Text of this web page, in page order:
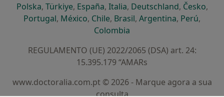
Polskaabre num novo separador
, Türkiyeabre num novo separador
, Españaabre num novo separador
, Italiaabre num novo
, Deutschlandabre num
, Česko,
Portugalabre num novo separador
, Méxicoabre num novo separador
, Chileabre num novo separador
, Brasilabre num novo
, Argentinaabre num
, Perúabre
,
Colombia
REGULAMENTO (UE) 2022/2065 (DSA) art. 24:
15.395.179 “AMARs
www.doctoralia.com.pt © 2026 - Marque agora a sua
consulta